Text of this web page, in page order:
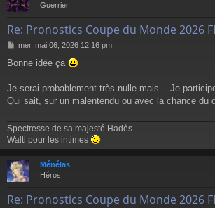
Guerrier
Re: Pronostics Coupe du Monde 2026
M
s
a
mer. mai 06, 2026 12:16 pm
Bonne idée ça
Je serai probablement très nulle mais... Je
Qui sait, sur un malentendu ou avec la chance du
Spectresse de sa majesté Hadès.
Walti pour les intimes
Ménélas
Héros
Re: Pronostics Coupe du Monde 2026